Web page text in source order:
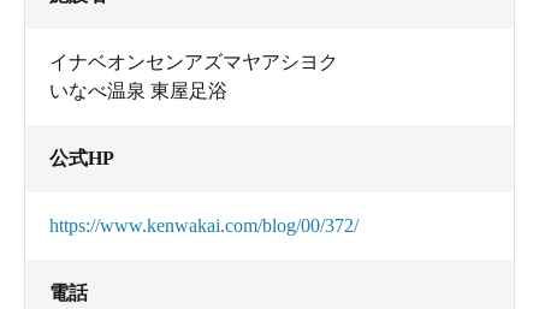
イナベオンセンアズマヤアシヨク
いなべ温泉 東屋足浴
公式HP
https://www.kenwakai.com/blog/00/372/
電話